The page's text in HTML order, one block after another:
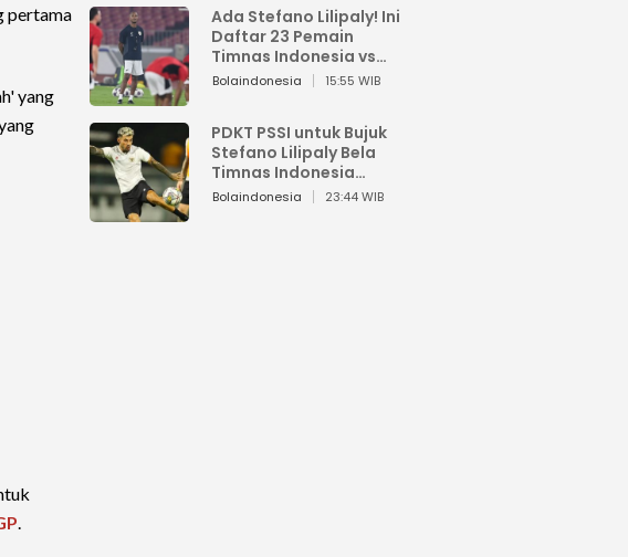
pertama
yang
.
Ada Stefano Lilipaly! Ini
Daftar 23 Pemain
Timnas Indonesia vs
China
Bolaindonesia 15:55 WIB
PDKT PSSI untuk Bujuk
Stefano Lilipaly Bela
Timnas Indonesia
Berakhir Berantakan
Bolaindonesia 23:44 WIB